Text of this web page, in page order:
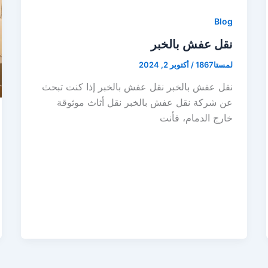
Blog
نقل عفش بالخبر
لمستا1867 / أكتوبر 2, 2024
نقل عفش بالخبر نقل عفش بالخبر إذا كنت تبحث
عن شركة نقل عفش بالخبر نقل أثاث موثوقة
خارج الدمام، فأنت